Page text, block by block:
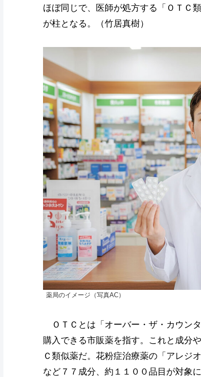
ほぼ同じで、医師が処方する「ＯＴＣ
が柱となる。（竹居真樹）
薬局のイメージ（写真AC）
ＯＴＣとは「オーバー・ザ・カウン
購入できる市販薬を指す。これと成分
Ｃ類似薬だ。花粉症治療薬の「アレジ
など７７成分、約１１００品目が対象に